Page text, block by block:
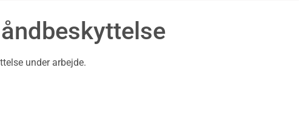
under arbejde.